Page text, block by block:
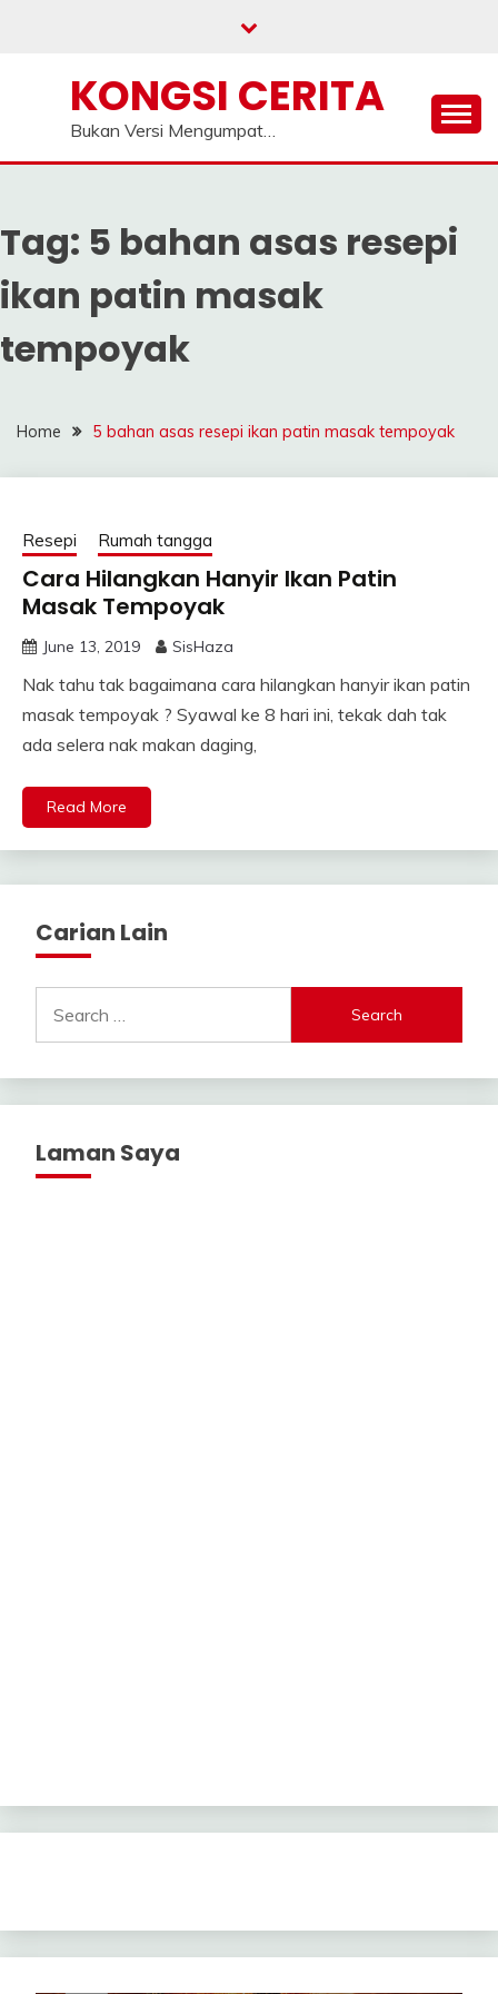
KONGSI CERITA
Bukan Versi Mengumpat…
Tag: 5 bahan asas resepi
ikan patin masak
tempoyak
Home 5 bahan asas resepi ikan patin masak tempoyak
Resepi Rumah tangga
Cara Hilangkan Hanyir Ikan Patin
Masak Tempoyak
June 13, 2019 SisHaza
Nak tahu tak bagaimana cara hilangkan hanyir ikan patin
masak tempoyak ? Syawal ke 8 hari ini, tekak dah tak
ada selera nak makan daging,
Read More
Carian Lain
for:
Laman Saya